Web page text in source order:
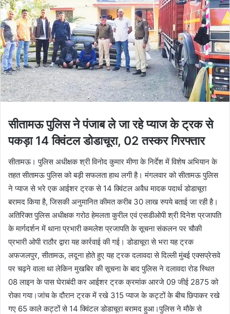
सीतामऊ पुलिस ने पंजाब ले जा रहे प्याज के ट्रक से
पकड़ा 14 क्विंटल डोडाचूरा, 02 तस्कर गिरफ्तार
सीतामऊ। पुलिस अधीक्षक श्री विनोद कुमार मीणा के निर्देश में विशेष अभियान के
तहत सीतामऊ पुलिस को बड़ी सफलता हाथ लगी है। मंगलवार को सीतामऊ पुलिस
ने प्याज से भरे एक आईशर ट्रक से 14 क्विंटल अवैध मादक पदार्थ डोडाचूरा
बरामद किया है, जिसकी अनुमानित कीमत करीब 30 लाख रुपये बताई जा रही है।
अतिरिक्त पुलिस अधीक्षक गरोठ हेमलता कुरील एवं एसडीओपी श्री दिनेश प्रजापति
के मार्गदर्शन में थाना प्रभारी कमलेश प्रजापति के सूचना संकलन पर चौकी
प्रभारी ओपी राठौर द्वारा यह कार्रवाई की गई। डोडाचूरा से भरा यह ट्रक
अफजलपुर, सीतामऊ, लदूना होते हुए यह ट्रक दलावदा से दिल्ली मुंबई एक्सप्रेसवे
पर चढ़ने वाला था लेकिन मुखबिर की सूचना के बाद पुलिस ने दलावदा रोड स्थित
08 लाइन के पास घेराबंदी कर आईशर ट्रक क्रमांक आरजे 09 जीई 2875 को
रोका गया।जांच के दौरान ट्रक में रखे 315 प्याज के कट्टों के बीच छिपाकर रखे
गए 65 काले कट्टों से 14 क्विंटल डोडाचूरा बरामद हुआ।पुलिस ने मौके से